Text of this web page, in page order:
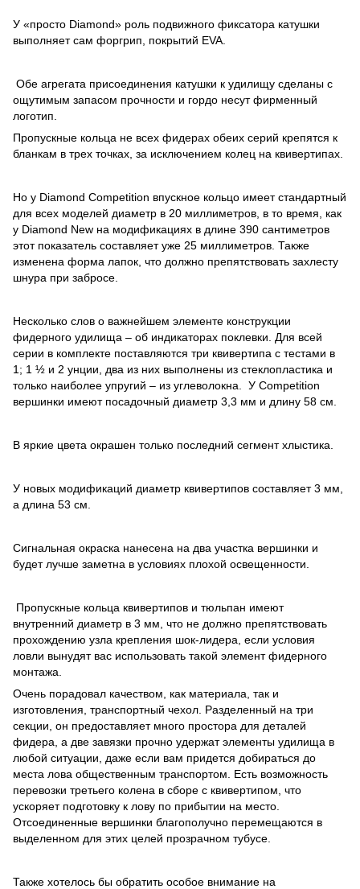
У «просто Diamond» роль подвижного фиксатора катушки
выполняет сам форгрип, покрытий EVA.
Обе агрегата присоединения катушки к удилищу сделаны с
ощутимым запасом прочности и гордо несут фирменный
логотип.
Пропускные кольца не всех фидерах обеих серий крепятся к
бланкам в трех точках, за исключением колец на квивертипах.
Но у Diamond Competition впускное кольцо имеет стандартный
для всех моделей диаметр в 20 миллиметров, в то время, как
у Diamond New на модификациях в длине 390 сантиметров
этот показатель составляет уже 25 миллиметров. Также
изменена форма лапок, что должно препятствовать захлесту
шнура при забросе.
Несколько слов о важнейшем элементе конструкции
фидерного удилища – об индикаторах поклевки. Для всей
серии в комплекте поставляются три квивертипа с тестами в
1; 1 ½ и 2 унции, два из них выполнены из стеклопластика и
только наиболее упругий – из углеволокна. У Competition
вершинки имеют посадочный диаметр 3,3 мм и длину 58 см.
В яркие цвета окрашен только последний сегмент хлыстика.
У новых модификаций диаметр квивертипов составляет 3 мм,
а длина 53 см.
Сигнальная окраска нанесена на два участка вершинки и
будет лучше заметна в условиях плохой освещенности.
Пропускные кольца квивертипов и тюльпан имеют
внутренний диаметр в 3 мм, что не должно препятствовать
прохождению узла крепления шок-лидера, если условия
ловли вынудят вас использовать такой элемент фидерного
монтажа.
Очень порадовал качеством, как материала, так и
изготовления, транспортный чехол. Разделенный на три
секции, он предоставляет много простора для деталей
фидера, а две завязки прочно удержат элементы удилища в
любой ситуации, даже если вам придется добираться до
места лова общественным транспортом. Есть возможность
перевозки третьего колена в сборе с квивертипом, что
ускоряет подготовку к лову по прибытии на место.
Отсоединенные вершинки благополучно перемещаются в
выделенном для этих целей прозрачном тубусе.
Также хотелось бы обратить особое внимание на